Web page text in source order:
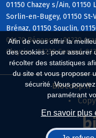
Afin de vous offrir la
des cookies : pour assurer
récolter des statistiques
du site et vous proposer
sécurité. Vous
paramétrant
En savoir plus
01150 Chazey s/Ain, 01150
Sorlin-en-Bugey, 01150 St-
Brénaz, 01150 Souclin,
01470 Bénonces, 01230
Cleyzieu, 01230 Conand,
Biocoop.fr